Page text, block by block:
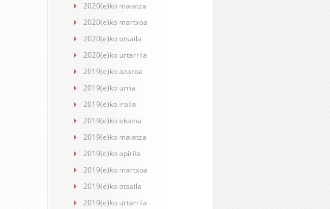
2020(e)ko maiatza
2020(e)ko martxoa
2020(e)ko otsaila
2020(e)ko urtarrila
2019(e)ko azaroa
2019(e)ko urria
2019(e)ko iraila
2019(e)ko ekaina
2019(e)ko maiatza
2019(e)ko apirila
2019(e)ko martxoa
2019(e)ko otsaila
2019(e)ko urtarrila